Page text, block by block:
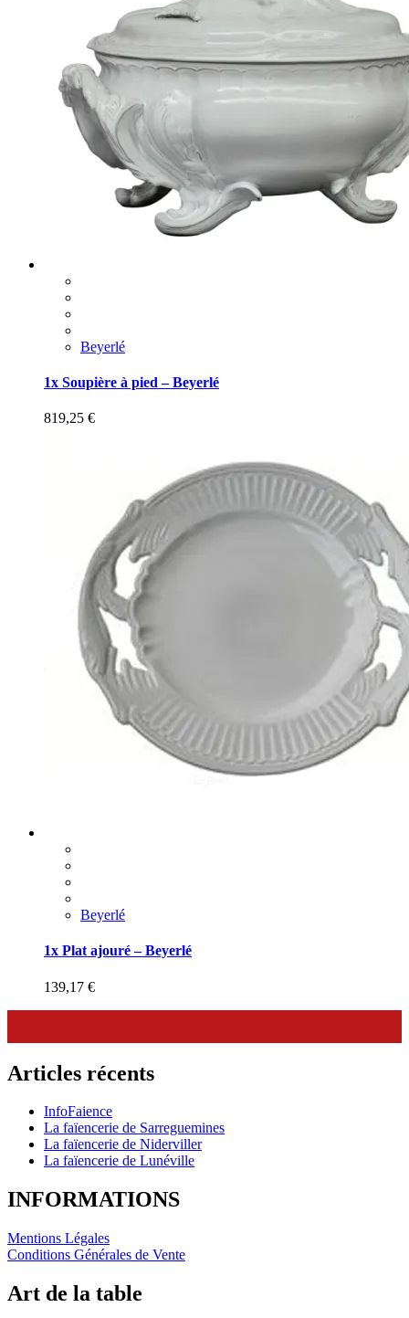
Beyerlé
1x Soupière à pied – Beyerlé
819,25 €
Beyerlé
1x Plat ajouré – Beyerlé
139,17 €
Articles récents
InfoFaience
La faïencerie de Sarreguemines
La faïencerie de Niderviller
La faïencerie de Lunéville
INFORMATIONS
Mentions Légales
Conditions Générales de Vente
Art de la table